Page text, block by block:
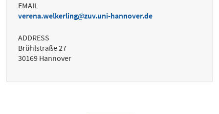
EMAIL
verena.welkerling
zuv.uni-hannover.de
ADDRESS
Brühlstraße 27
30169 Hannover